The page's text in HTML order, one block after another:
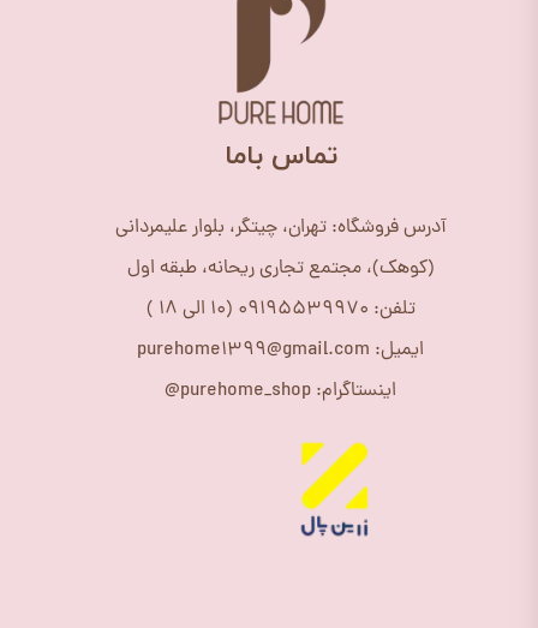
​تماس باما
آدرس فروشگاه: تهران، چیتگر، بلوار علیمردانی
(کوهک)، مجتمع تجاری ریحانه، طبقه اول
تلفن: 09195539970 (10 الی 18 )
ایمیل: purehome1399@gmail.com
اینستاگرام: purehome_shop@